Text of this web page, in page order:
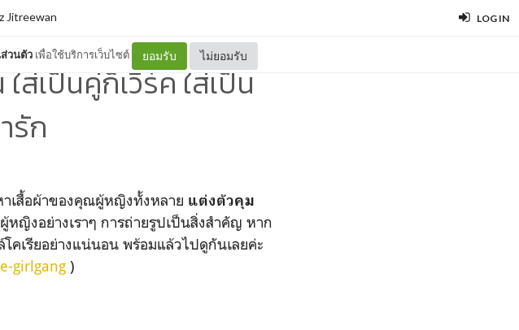
LOG IN
วนตัว เพื่อใช้บริการเว็บไซต์ ยอมรับ ไม่ยอมรับ
Jitreewan
ส่เป็นคู่ก็เวิร์ค ใส่เป็น
รัก
าเสื้อผ้าของคุณผู้หญิงทั้งหลาย แต่งตัวคุม
ญิงอย่างเราๆ การถ่ายรูปเป็นสิ่งสำคัญ หาก
คเรียอย่างแน่นอน พร้อมแล้วไปดูกันเลยค่ะ
girlgang )